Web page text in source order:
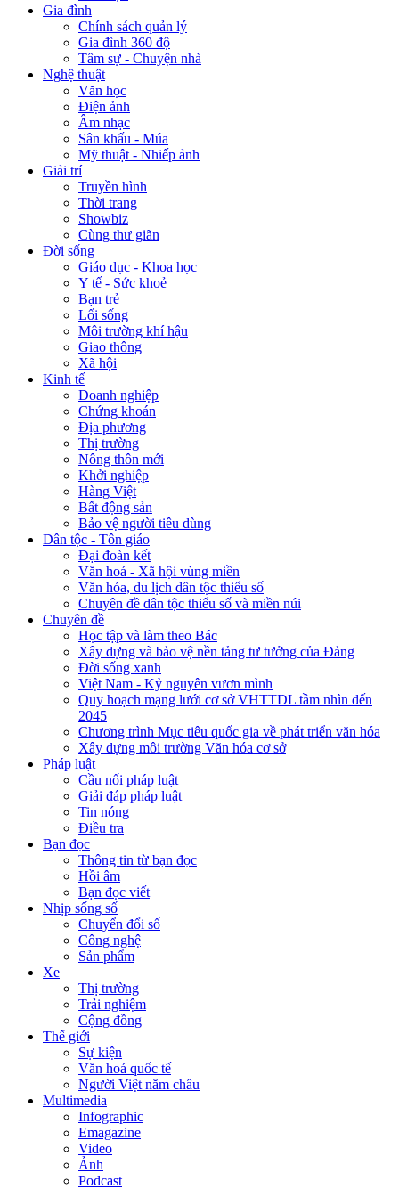
Gia đình
Chính sách quản lý
Gia đình 360 độ
Tâm sự - Chuyện nhà
Nghệ thuật
Văn học
Điện ảnh
Âm nhạc
Sân khấu - Múa
Mỹ thuật - Nhiếp ảnh
Giải trí
Truyền hình
Thời trang
Showbiz
Cùng thư giãn
Đời sống
Giáo dục - Khoa học
Y tế - Sức khoẻ
Bạn trẻ
Lối sống
Môi trường khí hậu
Giao thông
Xã hội
Kinh tế
Doanh nghiệp
Chứng khoán
Địa phương
Thị trường
Nông thôn mới
Khởi nghiệp
Hàng Việt
Bất động sản
Bảo vệ người tiêu dùng
Dân tộc - Tôn giáo
Đại đoàn kết
Văn hoá - Xã hội vùng miền
Văn hóa, du lịch dân tộc thiểu số
Chuyên đề dân tộc thiểu số và miền núi
Chuyên đề
Học tập và làm theo Bác
Xây dựng và bảo vệ nền tảng tư tưởng của Đảng
Đời sống xanh
Việt Nam - Kỷ nguyên vươn mình
Quy hoạch mạng lưới cơ sở VHTTDL tầm nhìn đến
2045
Chương trình Mục tiêu quốc gia về phát triển văn hóa
Xây dựng môi trường Văn hóa cơ sở
Pháp luật
Cầu nối pháp luật
Giải đáp pháp luật
Tin nóng
Điều tra
Bạn đọc
Thông tin từ bạn đọc
Hồi âm
Bạn đọc viết
Nhịp sống số
Chuyển đổi số
Công nghệ
Sản phẩm
Xe
Thị trường
Trải nghiệm
Cộng đồng
Thế giới
Sự kiện
Văn hoá quốc tế
Người Việt năm châu
Multimedia
Infographic
Emagazine
Video
Ảnh
Podcast